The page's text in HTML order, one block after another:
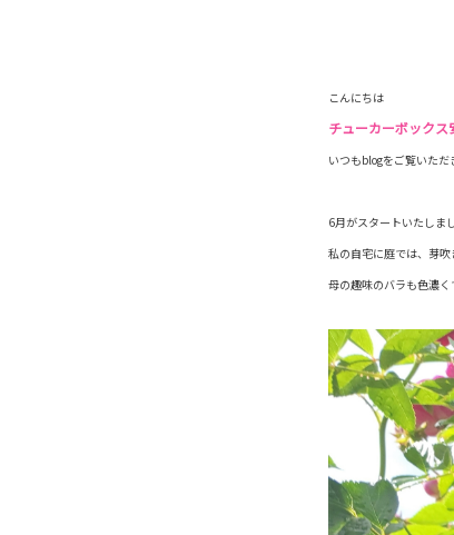
こんにちは
チューカーボックス
いつもblogをご覧いただ
6月がスタートいたしま
私の自宅に庭では、芽
母の趣味のバラも色濃く